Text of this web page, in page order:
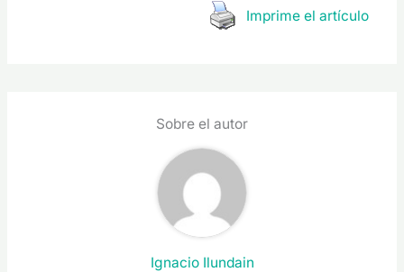
Imprime el artículo
Sobre el autor
Ignacio Ilundain